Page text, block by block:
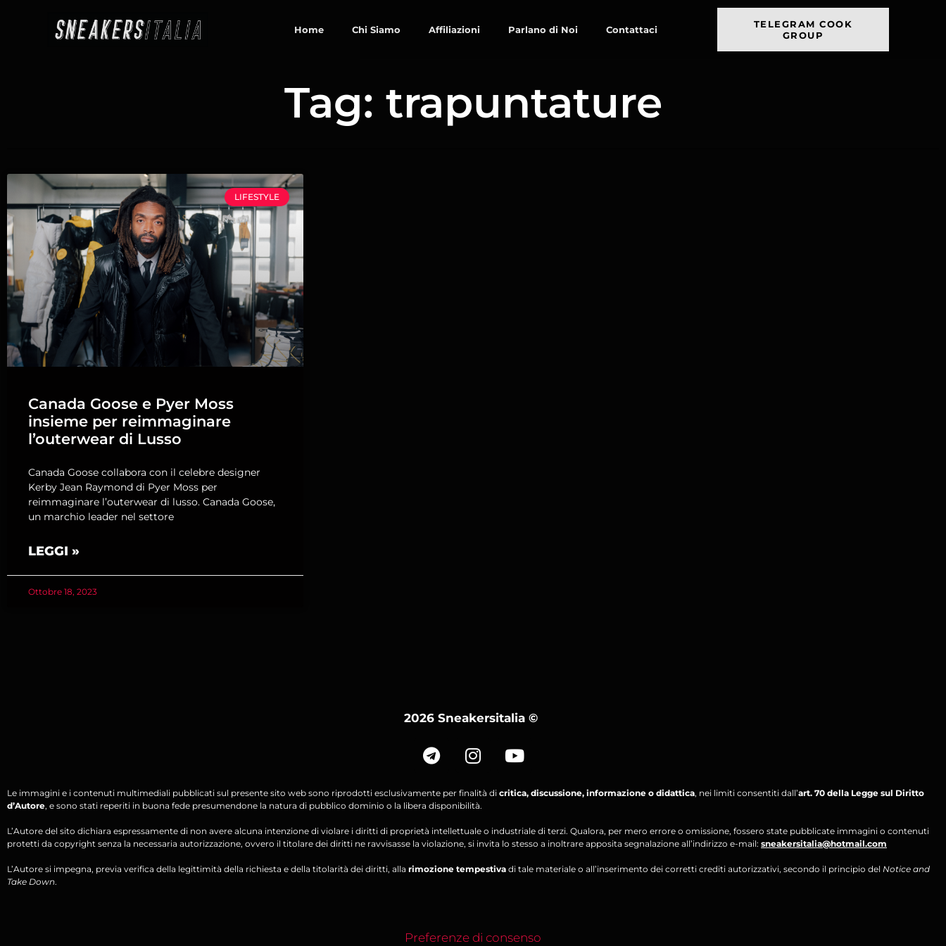
Home Chi Siamo Affiliazioni Parlano di Noi Contattaci
TELEGRAM COOK
GROUP
Tag: trapuntature
LIFESTYLE
Canada Goose e Pyer Moss
insieme per reimmaginare
l’outerwear di Lusso
Canada Goose collabora con il celebre designer
Kerby Jean Raymond di Pyer Moss per
reimmaginare l’outerwear di lusso. Canada Goose,
un marchio leader nel settore
LEGGI »
Ottobre 18, 2023
2026 Sneakersitalia©
Le immagini e i contenuti multimediali pubblicati sul presente sito web sono riprodotti esclusivamente per finalità di critica, discussione, informazione o didattica, nei limiti consentiti dall’art. 70 della Legge sul Diritto
d’Autore, e sono stati reperiti in buona fede presumendone la natura di pubblico dominio o la libera disponibilità.
L’Autore del sito dichiara espressamente di non avere alcuna intenzione di violare i diritti di proprietà intellettuale o industriale di terzi. Qualora, per mero errore o omissione, fossero state pubblicate immagini o contenuti
protetti da copyright senza la necessaria autorizzazione, ovvero il titolare dei diritti ne ravvisasse la violazione, si invita lo stesso a inoltrare apposita segnalazione all’indirizzo e-mail: sneakersitalia@hotmail.com
L’Autore si impegna, previa verifica della legittimità della richiesta e della titolarità dei diritti, alla rimozione tempestiva di tale materiale o all’inserimento dei corretti crediti autorizzativi, secondo il principio del Notice and
Take Down.
Preferenze di consenso